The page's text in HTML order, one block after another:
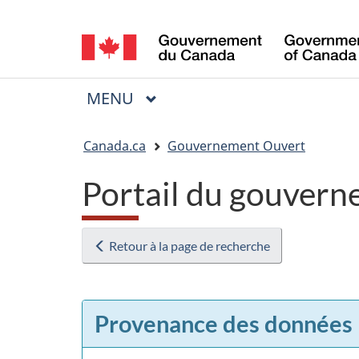
de
la
langue
Menu
MENU PRINCIPAL
Canada.ca Gouvernement Ouvert
Portail du
Retour à la page de recherche
Provenance des données